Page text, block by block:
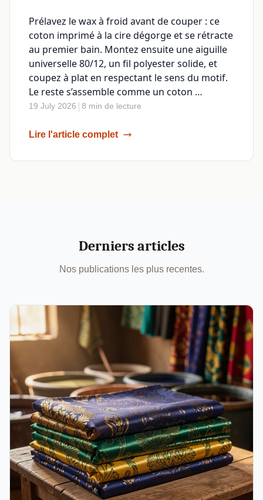
Prélavez le wax à froid avant de couper : ce
coton imprimé à la cire dégorge et se rétracte
au premier bain. Montez ensuite une aiguille
universelle 80/12, un fil polyester solide, et
coupez à plat en respectant le sens du motif.
Le reste s’assemble comme un coton …
19 July 2026 | 8 min de lecture
Lire l'article complet
Derniers articles
Nos publications les plus recentes.